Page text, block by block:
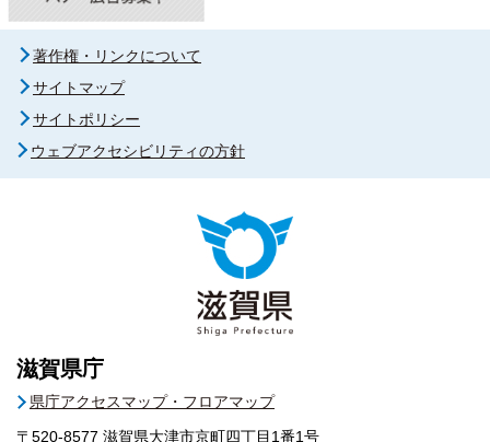
著作権・リンクについて
サイトマップ
サイトポリシー
ウェブアクセシビリティの方針
滋賀県庁
県庁アクセスマップ・フロアマップ
〒520-8577 滋賀県大津市京町四丁目1番1号